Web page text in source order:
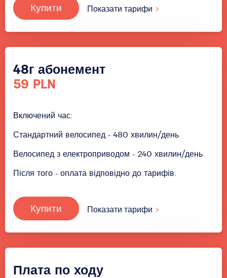
Купити Показати тарифи
48г абонемент
59 PLN
Включений час:
Стандартний велосипед - 480 хвилин/день
Велосипед з електроприводом - 240 хвилин/день
Після того - оплата відповідно до тарифів.
Купити Показати тарифи
Плата по ходу